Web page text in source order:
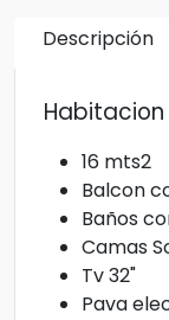
Descripción
Habitacion
16 mts2
Balcon
Baños
Camas
Tv 32"
Pava